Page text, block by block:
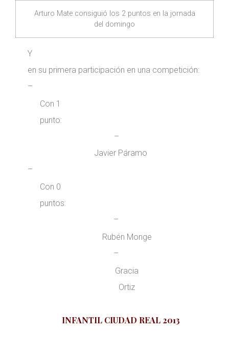
Arturo Mate consiguió los 2 puntos en la jornada
del domingo
Y
en su primera participación en una competición:
–
Con 1
punto:
–
Javier Páramo
–
Con 0
puntos:
–
Rubén Monge
–
Gracia
Ortiz
INFANTIL CIUDAD REAL 2013